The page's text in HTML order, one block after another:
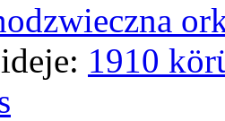
1910